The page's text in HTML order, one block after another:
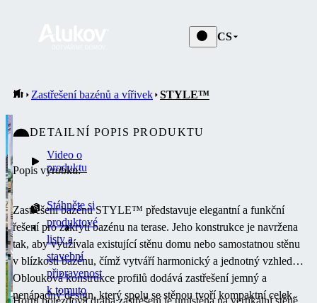
CS
Zastřešení bazénů a vířivek STYLE™
Video o
produktu
Stáhněte si
produktové
listy a
stavební
připravenost
k tomuto
DETAILNÍ POPIS PRODUKTU
Popis výrobku:
Zastřešení bazénu STYLE™ představuje elegantní a funkční
řešení pro zakrytí bazénu na terase. Jeho konstrukce je navržena
tak, aby využívala existující stěnu domu nebo samostatnou stěnu
v blízkosti bazénu, čímž vytváří harmonický a jednotný vzhled.
Oblouková konstrukce profilů dodává zastřešení jemný a
nenápadný design, který spolu se stěnou tvoří kompaktní celek.
Horní pojezdová dráha zastřešení je umístěna na vertikální stěně,